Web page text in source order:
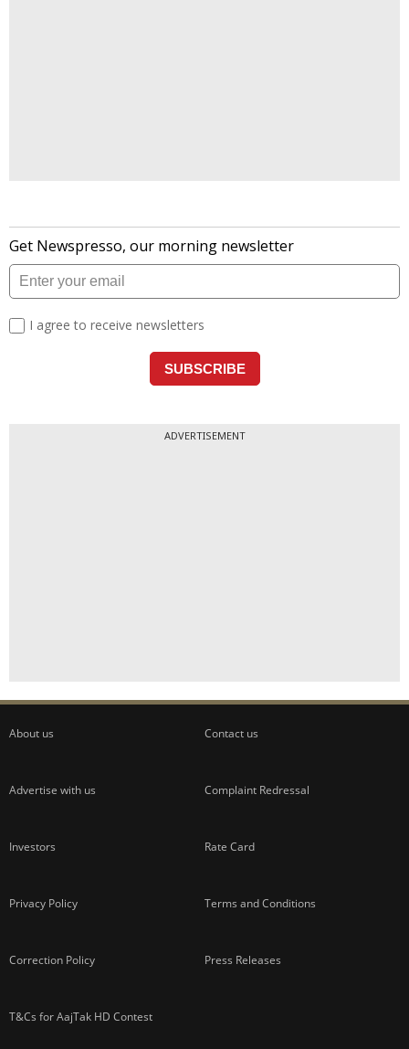
ADVERTISEMENT
About us Contact us
Advertise with us Complaint Redressal
Investors Rate Card
Privacy Policy Terms and Conditions
Correction Policy Press Releases
T&Cs for AajTak HD Contest